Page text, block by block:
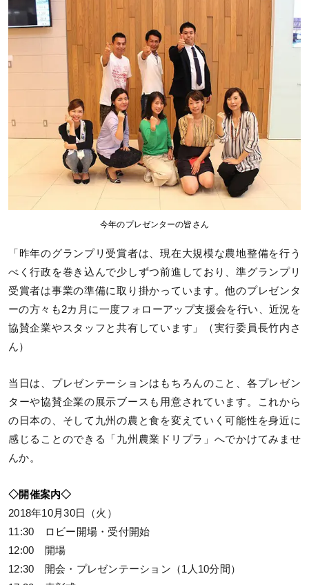
今年のプレゼンターの皆さん
「昨年のグランプリ受賞者は、現在大規模な農地整備を行う
べく行政を巻き込んで少しずつ前進しており、準グランプリ
受賞者は事業の準備に取り掛かっています。他のプレゼンタ
ーの方々も2カ月に一度フォローアップ支援会を行い、近況を
協賛企業やスタッフと共有しています」（実行委員長竹内さ
ん）
当日は、プレゼンテーションはもちろんのこと、各プレゼン
ターや協賛企業の展示ブースも用意されています。これから
の日本の、そして九州の農と食を変えていく可能性を身近に
感じることのできる「九州農業ドリプラ」へでかけてみませ
んか。
◇開催案内◇
2018年10月30日（火）
11:30 ロビー開場・受付開始
12:00 開場
12:30 開会・プレゼンテーション（1人10分間）